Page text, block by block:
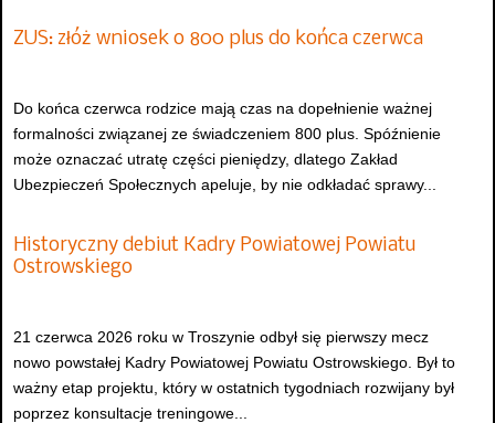
ZUS: złóż wniosek o 800 plus do końca czerwca
Do końca czerwca rodzice mają czas na dopełnienie ważnej
formalności związanej ze świadczeniem 800 plus. Spóźnienie
może oznaczać utratę części pieniędzy, dlatego Zakład
Ubezpieczeń Społecznych apeluje, by nie odkładać sprawy...
Historyczny debiut Kadry Powiatowej Powiatu
Ostrowskiego
21 czerwca 2026 roku w Troszynie odbył się pierwszy mecz
nowo powstałej Kadry Powiatowej Powiatu Ostrowskiego. Był to
ważny etap projektu, który w ostatnich tygodniach rozwijany był
poprzez konsultacje treningowe...